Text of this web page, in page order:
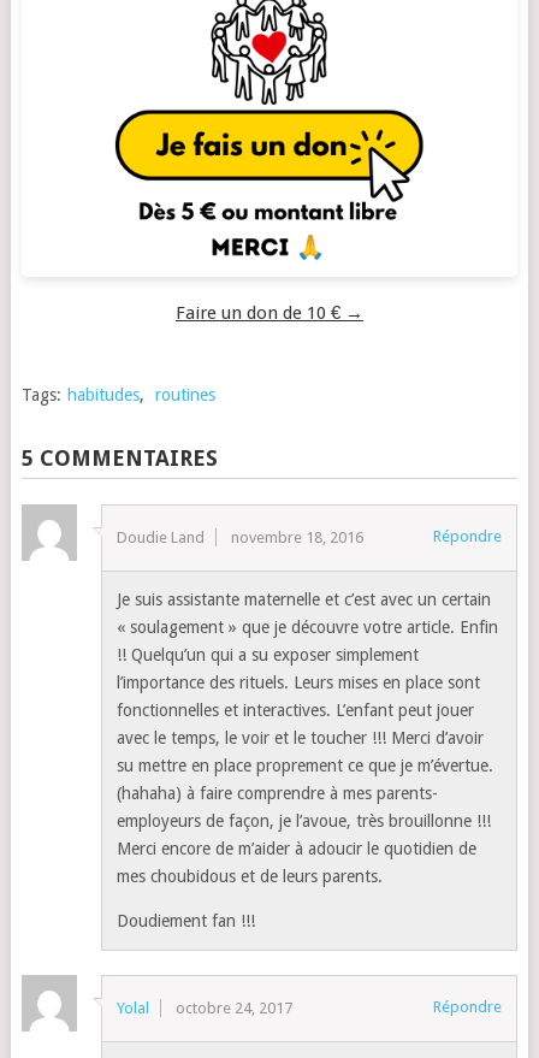
Faire un don de 10 € →
Tags: habitudes, routines
5 COMMENTAIRES
Doudie Land novembre 18, 2016 Répondre
Je suis assistante maternelle et c’est avec un certain
« soulagement » que je découvre votre article. Enfin
!! Quelqu’un qui a su exposer simplement
l’importance des rituels. Leurs mises en place sont
fonctionnelles et interactives. L’enfant peut jouer
avec le temps, le voir et le toucher !!! Merci d’avoir
su mettre en place proprement ce que je m’évertue.
(hahaha) à faire comprendre à mes parents-
employeurs de façon, je l’avoue, très brouillonne !!!
Merci encore de m’aider à adoucir le quotidien de
mes choubidous et de leurs parents.
Doudiement fan !!!
Yolal octobre 24, 2017 Répondre